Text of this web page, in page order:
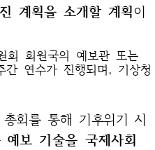
계획을 소개할 계획이
회 회원국의 예보관 또는
연수가 진행되며, 기상청
회를 통해 기후위기 시
예보 기술을 국제사회